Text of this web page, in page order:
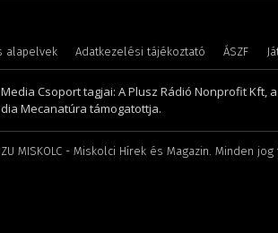
alapelvek Adatkezelési tájékoztató ÁSZF
Csoport tagjai: A Plusz Rádió Nonprofit Kft,
Mecanatúra támogatottja.
MISKOLC - Miskolci Hírek és Magazin. Minden